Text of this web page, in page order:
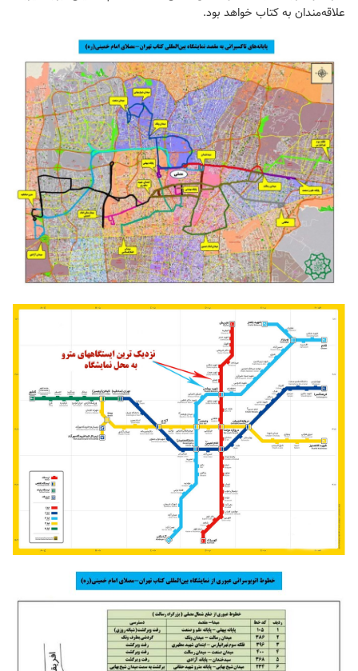
علاقه‌مندان به کتاب خواهد بود.